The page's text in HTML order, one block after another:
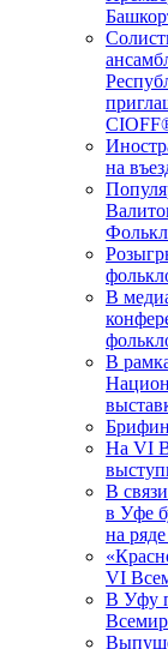
на
В
В
На VI
В
в Уфе
на
VI
В Уфу